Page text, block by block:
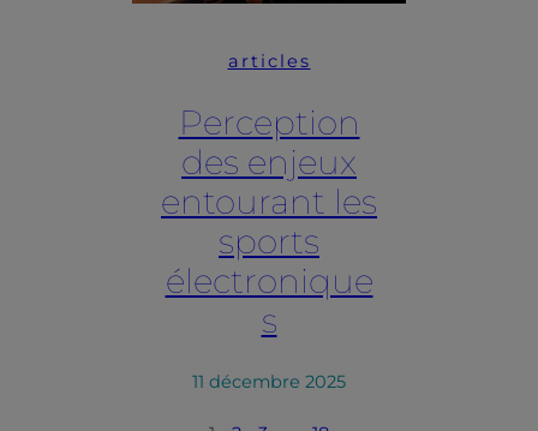
articles
Perception
des enjeux
entourant les
sports
électronique
s
11 décembre 2025